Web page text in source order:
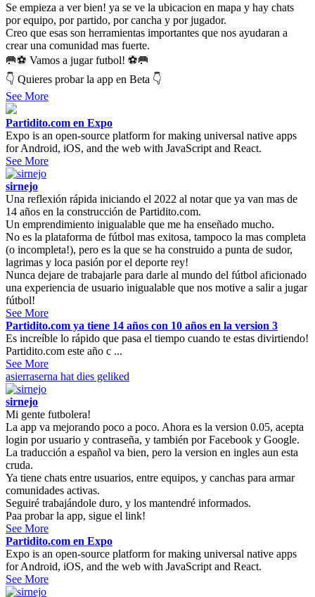
Se empieza a ver bien! ya se ve la ubicacion en mapa y hay chats
por equipo, por partido, por cancha y por jugador.
Creo que esas son herramientas importantes que nos ayudaran a
crear una comunidad mas fuerte.
🥅⚽ Vamos a jugar futbol! ⚽🥅
👇 Quieres probar la app en Beta 👇
See More
Partidito.com en Expo
Expo is an open-source platform for making universal native apps
for Android, iOS, and the web with JavaScript and React.
See More
sirnejo
Una reflexión rápida iniciando el 2022 al notar que ya van mas de
14 años en la construcción de Partidito.com.
Un emprendimiento inigualable que me ha enseñado mucho.
No es la plataforma de fútbol mas exitosa, tampoco la mas completa
(o incompleta!), pero es la que se ha construido a punta de sudor,
lagrimas y loca pasión por el deporte rey!
Nunca dejare de trabajarle para darle al mundo del fútbol aficionado
una experiencia de usuario inigualable que nos motive a salir a jugar
fútbol!
See More
Partidito.com ya tiene 14 años con 10 años en la version 3
Es increíble lo rápido que pasa el tiempo cuando te estas divirtiendo!
Partidito.com este año c ...
See More
asierraserna hat dies geliked
sirnejo
Mi gente futbolera!
La app va mejorando poco a poco. Ahora es la version 0.05, acepta
login por usuario y contraseña, y también por Facebook y Google.
La traducción a español va bien, pero la version en ingles aun esta
cruda.
Ya tiene chats entre usuarios, entre equipos, y canchas para armar
comunidades activas.
Seguiré trabajándole duro, y los mantendré informados.
Paa probar la app, sigue el link!
See More
Partidito.com en Expo
Expo is an open-source platform for making universal native apps
for Android, iOS, and the web with JavaScript and React.
See More